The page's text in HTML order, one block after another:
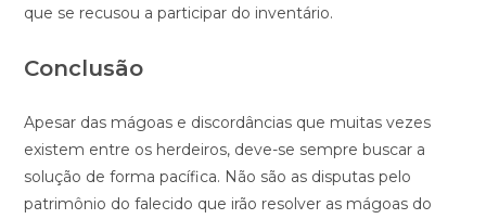
que se recusou a participar do inventário.
Conclusão
Apesar das mágoas e discordâncias que muitas vezes
existem entre os herdeiros, deve-se sempre buscar a
solução de forma pacífica. Não são as disputas pelo
patrimônio do falecido que irão resolver as mágoas do